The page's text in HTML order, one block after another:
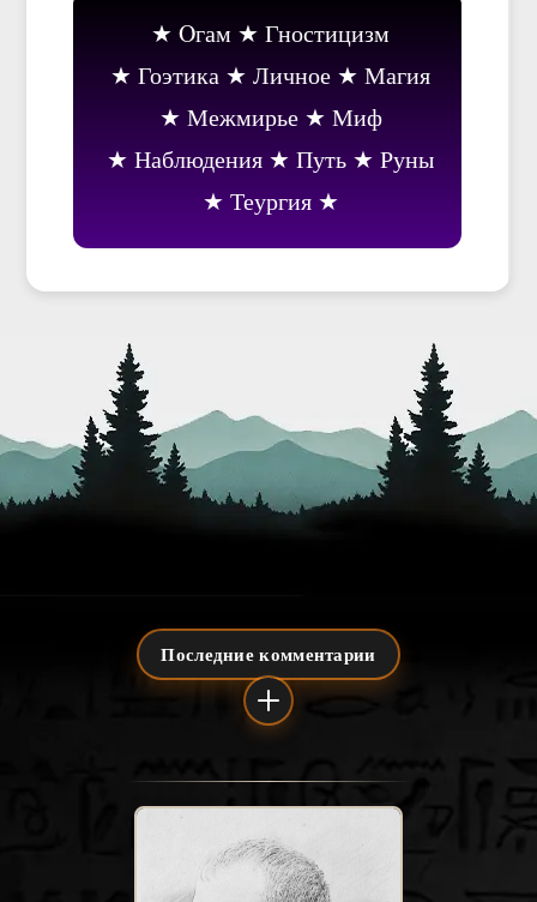
Oгам
Гностицизм
Гоэтика
Личное
Магия
Межмирье
Миф
Наблюдения
Путь
Руны
Теургия